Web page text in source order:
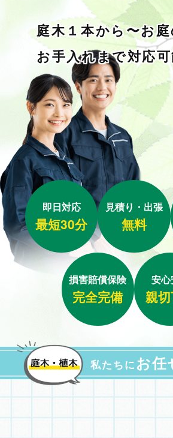
庭木１本から〜お
お手入れまで対応可
即日対応
最短30分
見積り・出張
無料
損害賠償保険
完全完備
安
親
私たちに お任